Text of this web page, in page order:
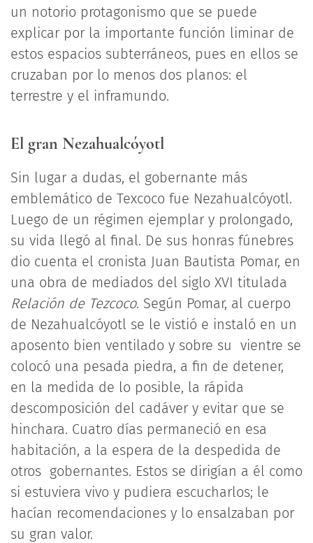
un notorio protagonismo que se puede
explicar por la importante función liminar de
estos espacios subterráneos, pues en ellos se
cruzaban por lo menos dos planos: el
terrestre y el inframundo.
El gran Nezahualcóyotl
Sin lugar a dudas, el gobernante más
emblemático de Texcoco fue Nezahualcóyotl.
Luego de un régimen ejemplar y prolongado,
su vida llegó al final. De sus honras fúnebres
dio cuenta el cronista Juan Bautista Pomar, en
una obra de mediados del siglo XVI titulada
Relación de Tezcoco. Según Pomar, al cuerpo
de Nezahualcóyotl se le vistió e instaló en un
aposento bien ventilado y sobre su vientre se
colocó una pesada piedra, a fin de detener,
en la medida de lo posible, la rápida
descomposición del cadáver y evitar que se
hinchara. Cuatro días permaneció en esa
habitación, a la espera de la despedida de
otros gobernantes. Estos se dirigían a él como
si estuviera vivo y pudiera escucharlos; le
hacían recomendaciones y lo ensalzaban por
su gran valor.